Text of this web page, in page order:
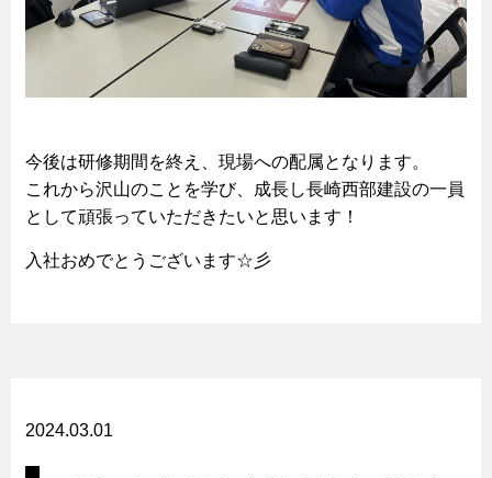
今後は研修期間を終え、現場への配属となります。
これから沢山のことを学び、成長し長崎西部建設の一員
として頑張っていただきたいと思います！
入社おめでとうございます☆彡
2024.03.01